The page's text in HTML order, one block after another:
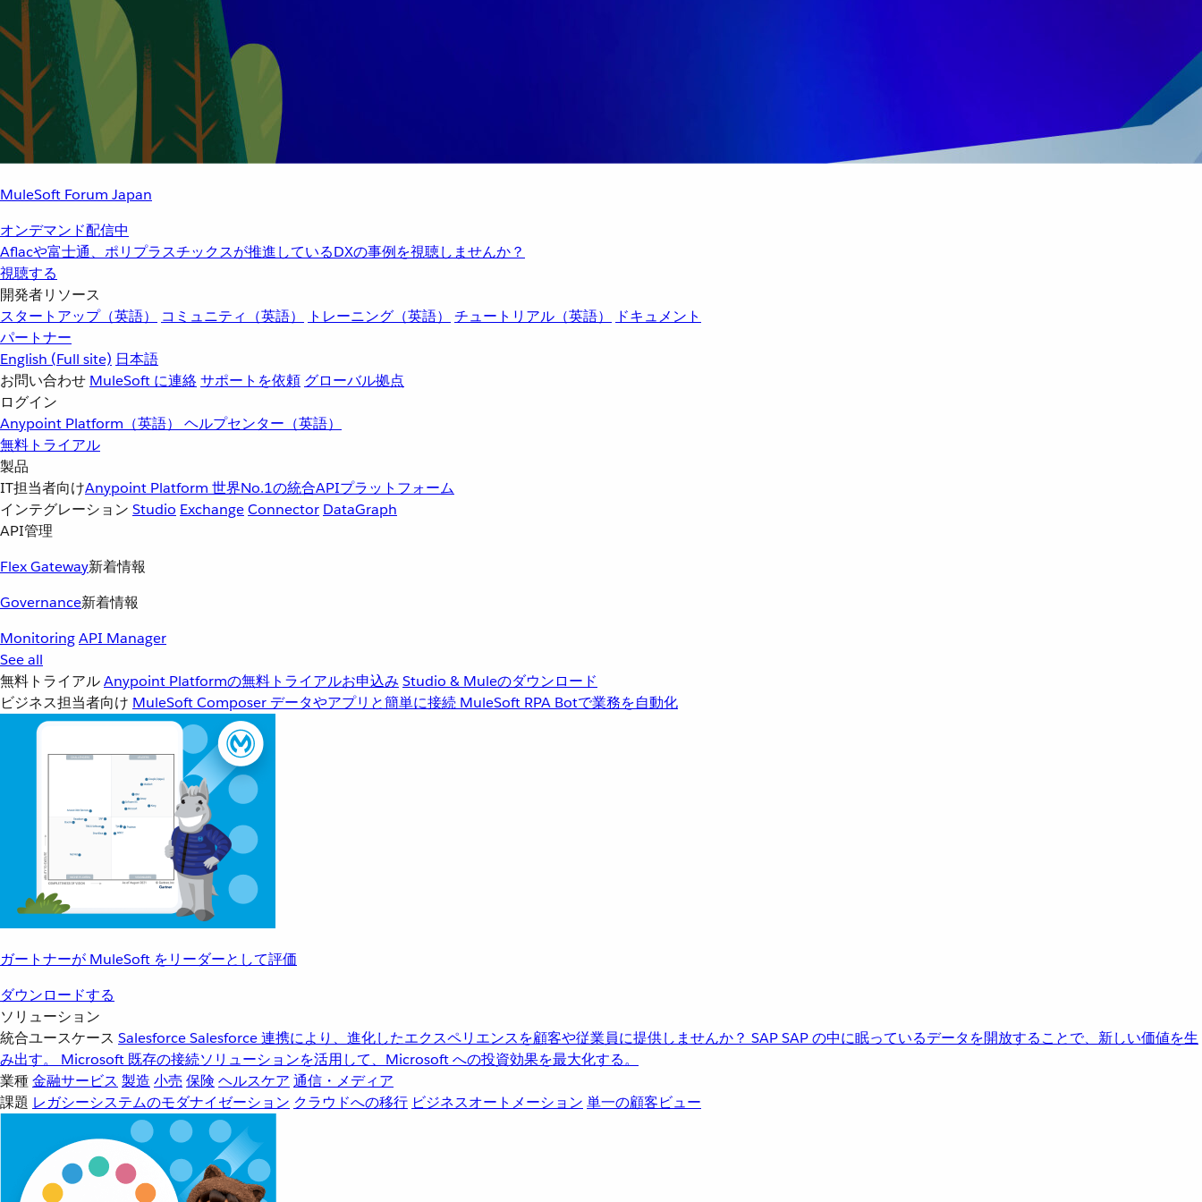
MuleSoft Forum Japan
オンデマンド配信中
Aflacや富士通、ポリプラスチックスが推進しているDXの事例を視聴しませんか？
視聴する
開発者リソース
スタートアップ（英語）
コミュニティ（英語） トレーニング（英語） チュートリアル（英語）
ドキュメント
パートナー
English (Full site) 日本語
お問い合わせ MuleSoft に連絡サポートを依頼 グローバル拠点
ログイン
Anypoint Platform（英語） ヘルプセンター（英語）
無料トライアル
製品
IT担当者向けAnypoint Platform 世界No.1の統合APIプラットフォーム
インテグレーション Studio ExchangeConnector DataGraph
API管理
Flex Gateway新着情報
Governance新着情報
MonitoringAPI Manager
See all
無料トライアルAnypoint Platformの無料トライアルお申込み Studio & Muleのダウンロード
ビジネス担当者向け MuleSoft Composer データやアプリと簡単に接続 MuleSoft RPA Botで業務を自動化
ガートナーが MuleSoft をリーダーとして評価
ダウンロードする
ソリューション
統合ユースケース SalesforceSalesforce 連携により、進化したエクスペリエンスを顧客や従業員に提供しませんか？ SAPSAP の中に眠っているデータを開放することで、新しい価値を生
み出す。
Microsoft 既存の接続ソリューションを活用して、Microsoft への投資効果を最大化する。
業種金融サービス 製造 小売 保険 ヘルスケア 通信・メディア
課題 レガシーシステムのモダナイゼーション クラウドへの移行 ビジネスオートメーション 単一の顧客ビュー